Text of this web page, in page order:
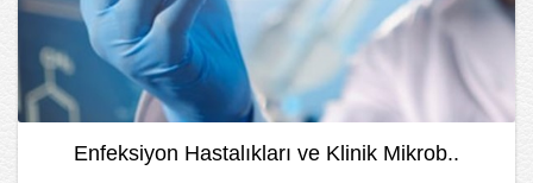
Enfeksiyon Hastalıkları ve Klinik Mikrob..